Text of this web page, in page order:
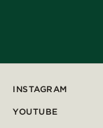
INSTAGRAM
YOUTUBE